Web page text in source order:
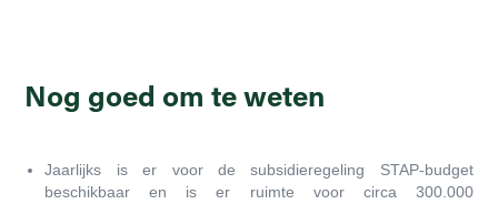
Nog goed om te weten
Jaarlijks is er voor de subsidieregeling STAP-budget
beschikbaar en is er ruimte voor circa 300.000